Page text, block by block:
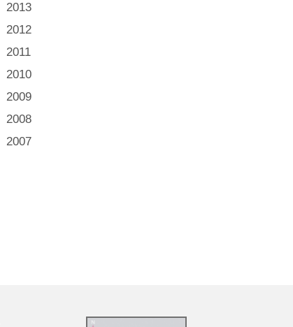
2013
2012
2011
2010
2009
2008
2007